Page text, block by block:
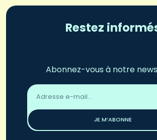
Restez
Abonnez-vous à notre
Adresse
email
JE M’ABONNE